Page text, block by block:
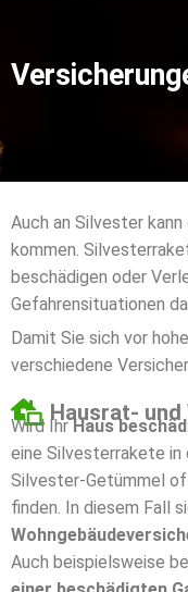
Auch an Silvester
kommen.
beschädigen oder
Gefahrensituationen
Damit Sie sich vor
verschiedene
Hausrat- und
Wird IhrHaus
eine Silvesterrakete in
Silvester-Getümmel
finden. In diesem Fall
Auch beispielsweise